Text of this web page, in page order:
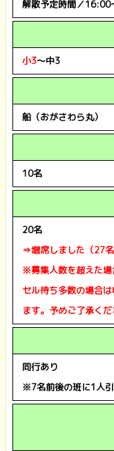
解散予定時間／
小3～中3
船（おがさわら丸）
10名
20名
⇒増席しました（27
※募集人数を超えた場
セル待ち多数の場合は
ます。予めご了承くだ
同行あり
※7名前後の班に1人引